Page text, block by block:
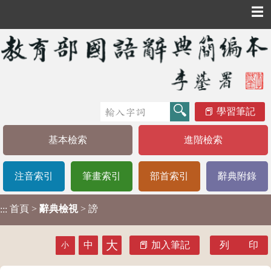
☰
學習筆記
基本檢索 進階檢索
注音索引 筆畫索引 部首索引 辭典附錄
::: 首頁 > 辭典檢視 > 謗
小 中 大 加入筆記 列 印